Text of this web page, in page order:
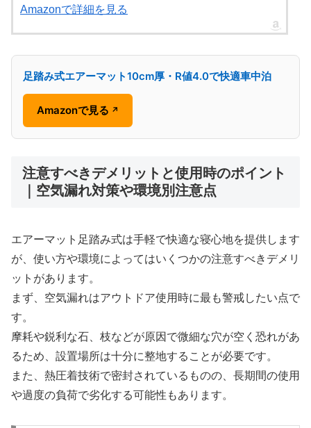
Amazonで詳細を見る
足踏み式エアーマット10cm厚・R値4.0で快適車中泊
Amazonで見る ↗
注意すべきデメリットと使用時のポイント
｜空気漏れ対策や環境別注意点
エアーマット足踏み式は手軽で快適な寝心地を提供します
が、使い方や環境によってはいくつかの注意すべきデメリ
ットがあります。
まず、空気漏れはアウトドア使用時に最も警戒したい点で
す。
摩耗や鋭利な石、枝などが原因で微細な穴が空く恐れがあ
るため、設置場所は十分に整地することが必要です。
また、熱圧着技術で密封されているものの、長期間の使用
や過度の負荷で劣化する可能性もあります。